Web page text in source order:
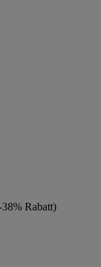
Rabatt)